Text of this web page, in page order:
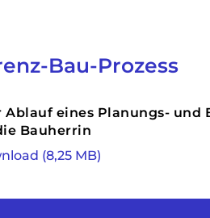
Bau-Prozess
eines Planungs- und
Bauherrin
(8,25 MB)